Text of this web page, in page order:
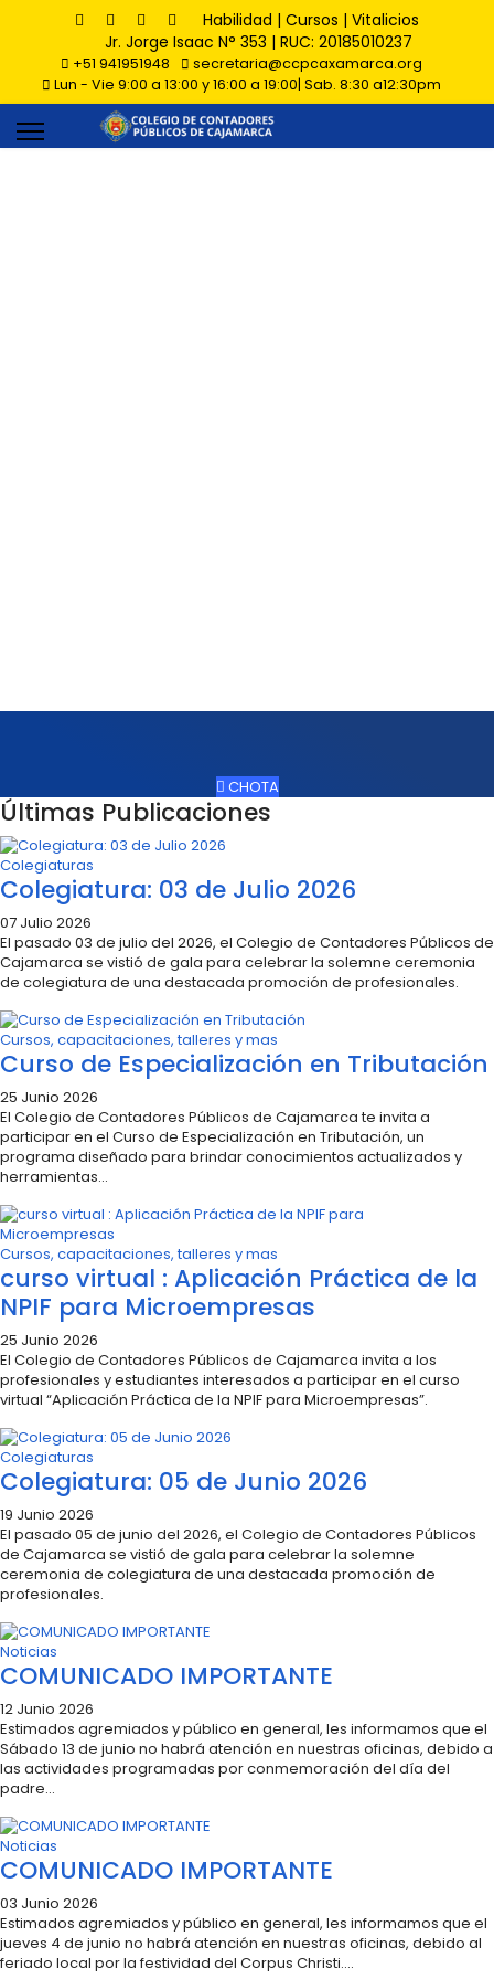
Habilidad | Cursos | Vitalicios
Jr. Jorge Isaac N° 353 | RUC: 20185010237
+51 941951948
secretaria@ccpcaxamarca.org
Lun - Vie 9:00 a 13:00 y 16:00 a 19:00| Sab. 8:30 a12:30pm
CHOTA
Últimas Publicaciones
Colegiaturas
Colegiatura: 03 de Julio 2026
07 Julio 2026
El pasado 03 de julio del 2026, el Colegio de Contadores Públicos de
Cajamarca se vistió de gala para celebrar la solemne ceremonia
de colegiatura de una destacada promoción de profesionales.
Cursos, capacitaciones, talleres y mas
Curso de Especialización en Tributación
25 Junio 2026
El Colegio de Contadores Públicos de Cajamarca te invita a
participar en el Curso de Especialización en Tributación, un
programa diseñado para brindar conocimientos actualizados y
herramientas...
Cursos, capacitaciones, talleres y mas
curso virtual : Aplicación Práctica de la
NPIF para Microempresas
25 Junio 2026
El Colegio de Contadores Públicos de Cajamarca invita a los
profesionales y estudiantes interesados a participar en el curso
virtual “Aplicación Práctica de la NPIF para Microempresas”.
Colegiaturas
Colegiatura: 05 de Junio 2026
19 Junio 2026
El pasado 05 de junio del 2026, el Colegio de Contadores Públicos
de Cajamarca se vistió de gala para celebrar la solemne
ceremonia de colegiatura de una destacada promoción de
profesionales.
Noticias
COMUNICADO IMPORTANTE
12 Junio 2026
​Estimados agremiados y público en general, les informamos que el
Sábado 13 de junio no habrá atención en nuestras oficinas, debido a
las actividades programadas por conmemoración del día del
padre...
Noticias
COMUNICADO IMPORTANTE
03 Junio 2026
​Estimados agremiados y público en general, les informamos que el
jueves 4 de junio no habrá atención en nuestras oficinas, debido al
feriado local por la festividad del Corpus Christi....